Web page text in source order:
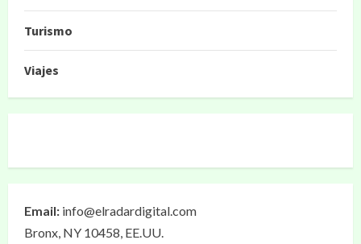
Turismo
Viajes
Email: info@elradardigital.com
Bronx, NY 10458, EE.UU.